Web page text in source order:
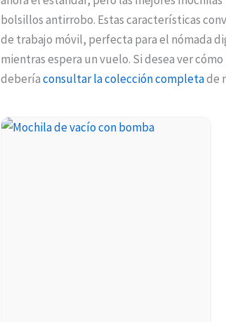
bolsillos antirrobo. Estas características
de trabajo móvil, perfecta para el nómada
mientras espera un vuelo. Si desea ver
deberíaconsultar la colección completade